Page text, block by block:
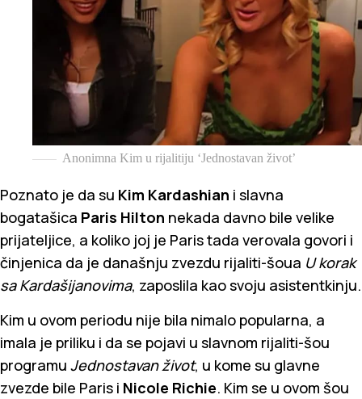
Anonimna Kim u rijalitiju ‘Jednostavan život’
Poznato je da su Kim Kardashian i slavna
bogatašica Paris Hilton nekada davno bile velike
prijateljice, a koliko joj je Paris tada verovala govori i
činjenica da je današnju zvezdu rijaliti-šoua U korak
sa Kardašijanovima, zaposlila kao svoju asistentkinju.
Kim u ovom periodu nije bila nimalo popularna, a
imala je priliku i da se pojavi u slavnom rijaliti-šou
programu Jednostavan život, u kome su glavne
zvezde bile Paris i Nicole Richie. Kim se u ovom šou